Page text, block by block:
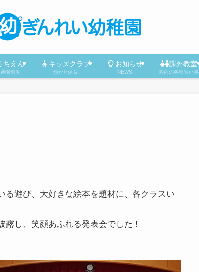
ちえん
園制度
キッズクラブ
預かり保育
お知らせ
NEWS
課外教室
園内の各種習い事
遊び、大好きな絵本を題材に、各クラスい
し、笑顔あふれる発表会でした！